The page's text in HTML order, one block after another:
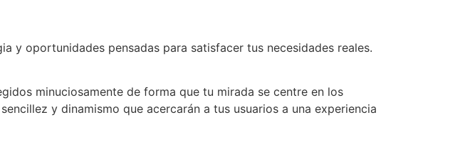
y oportunidades pensadas para satisfacer tus necesidades reales.
minuciosamente de forma que tu mirada se centre en los
y dinamismo que acercarán a tus usuarios a una experiencia